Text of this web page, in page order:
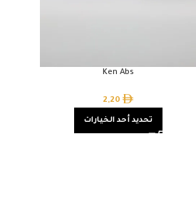
Ken Abs
2,20
تحديد أحد الخيارات